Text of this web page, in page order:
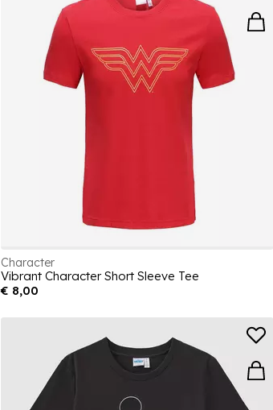
Character
Vibrant Character Short Sleeve Tee
€ 8,00